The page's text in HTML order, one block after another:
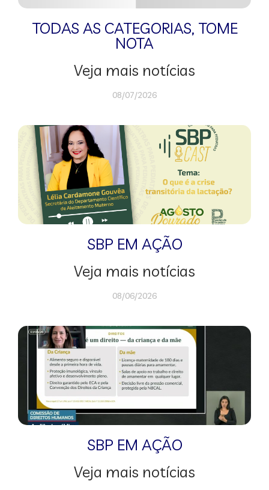
TODAS AS CATEGORIAS, TOME
NOTA
Veja mais notícias
08/07/2026
SBP EM AÇÃO
Veja mais notícias
08/06/2026
SBP EM AÇÃO
Veja mais notícias